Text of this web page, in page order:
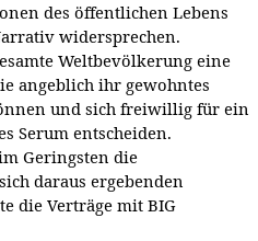
des öffentlichen Lebens
widersprechen.
Weltbevölkerung eine
angeblich ihr gewohntes
und sich freiwillig für ein
Serum entscheiden.
Geringsten die
daraus ergebenden
die Verträge mit BIG